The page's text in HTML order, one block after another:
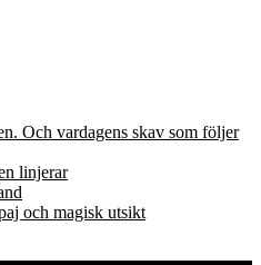
Och vardagens skav som följer
linjerar
och magisk utsikt